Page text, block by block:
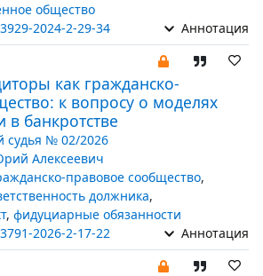
общество
2024-2-29-34 Аннотация
как гражданско-
к вопросу о моделях
в банкротстве
судья № 02/2026
Алексеевич
правовое сообщество,
должника,
, фидуциарные обязанности
2026-2-17-22 Аннотация